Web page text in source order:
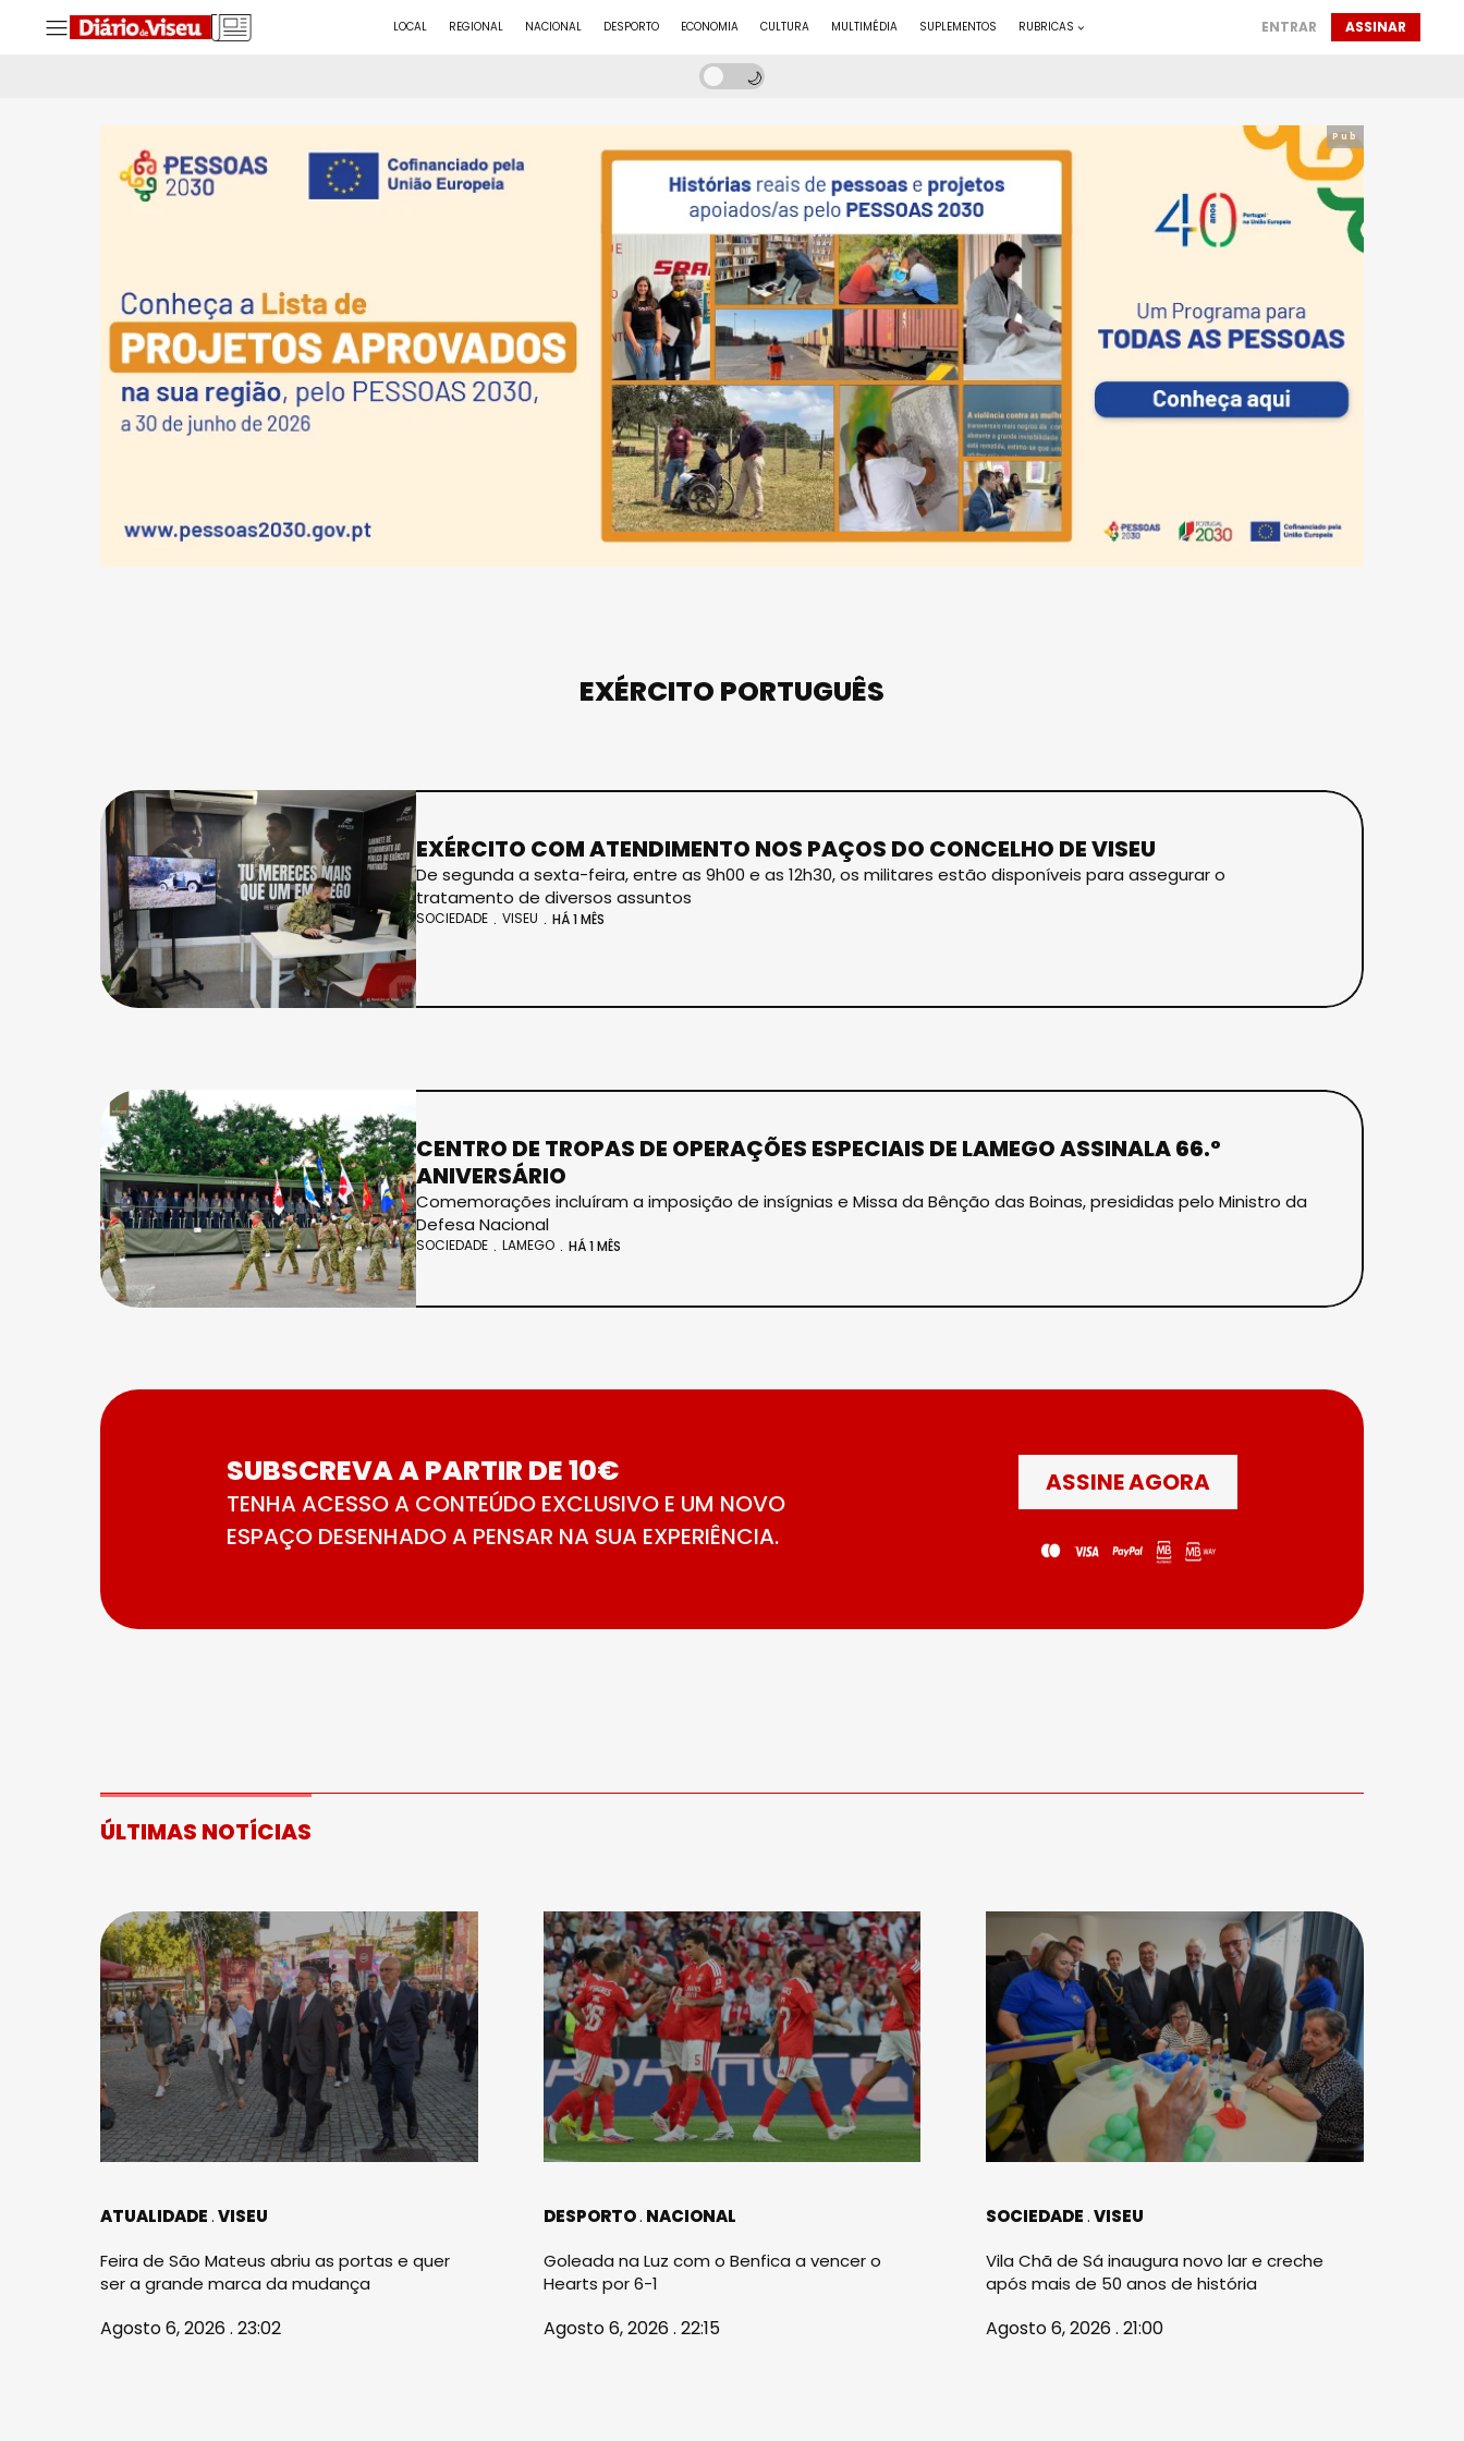
LOCAL REGIONAL NACIONAL DESPORTO ECONOMIA CULTURA MULTIMÉDIA SUPLEMENTOS RUBRICAS ENTRAR ASSINAR
Pub
EXÉRCITO PORTUGUÊS
EXÉRCITO COM ATENDIMENTO NOS PAÇOS DO CONCELHO DE VISEU
De segunda a sexta-feira, entre as 9h00 e as 12h30, os militares estão disponíveis para assegurar o
tratamento de diversos assuntos
SOCIEDADE VISEU HÁ 1 MÊS
CENTRO DE TROPAS DE OPERAÇÕES ESPECIAIS DE LAMEGO ASSINALA 66.º
ANIVERSÁRIO
Comemorações incluíram a imposição de insígnias e Missa da Bênção das Boinas, presididas pelo Ministro da
Defesa Nacional
SOCIEDADE LAMEGO HÁ 1 MÊS
SUBSCREVA A PARTIR DE 10€
TENHA ACESSO A CONTEÚDO EXCLUSIVO E UM NOVO
ESPAÇO DESENHADO A PENSAR NA SUA EXPERIÊNCIA.
ASSINE AGORA
ÚLTIMAS NOTÍCIAS
ATUALIDADE VISEU
Feira de São Mateus abriu as portas e quer
ser a grande marca da mudança
Agosto 6, 2026 . 23:02
DESPORTO NACIONAL
Goleada na Luz com o Benfica a vencer o
Hearts por 6-1
Agosto 6, 2026 . 22:15
SOCIEDADE VISEU
Vila Chã de Sá inaugura novo lar e creche
após mais de 50 anos de história
Agosto 6, 2026 . 21:00